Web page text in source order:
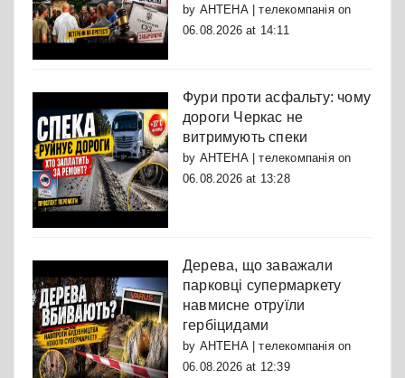
by АНТЕНА | телекомпаніяon
06.08.2026 at 14:11
Фури проти асфальту: чому
дороги Черкас не
витримують спеки
by АНТЕНА | телекомпаніяon
06.08.2026 at 13:28
Дерева, що заважали
парковці супермаркету
навмисне отруїли
гербіцидами
by АНТЕНА | телекомпаніяon
06.08.2026 at 12:39